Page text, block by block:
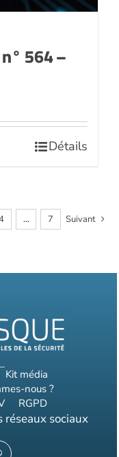
564 –
Détails
… 7 Suivant
Kit média
nous ?
RGPD
réseaux sociaux